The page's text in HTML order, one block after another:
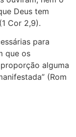
Deus tem
Cor 2,9).
para
que os
alguma
(Rom